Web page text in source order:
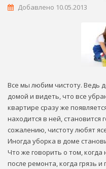
Добавлено 10.05.2013
Все мы любим чистоту. Ведь
домой и видеть, что все
квартире сразу же
находится в ней, становится
сожалению, чистоту любят
Иногда уборка в доме
Что же говорить о том,
после ремонта, когда грязь